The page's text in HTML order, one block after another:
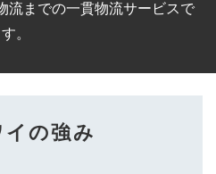
流までの一貫物流サービスで
す。
の強み